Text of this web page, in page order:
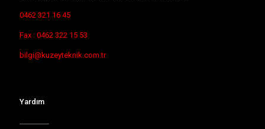
0462 321 16 45
Fax : 0462 322 15 53
bilgi@kuzeyteknik.com.tr
Yardım